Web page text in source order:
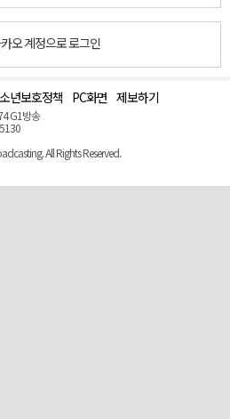
오 계정으로 로그인
년보호정책 PC화면 제보하기
G1방송
All Rights Reserved.